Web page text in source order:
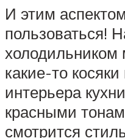
И этим
пользоваться!
холодильником
какие-то
интерьера
красными
смотрится